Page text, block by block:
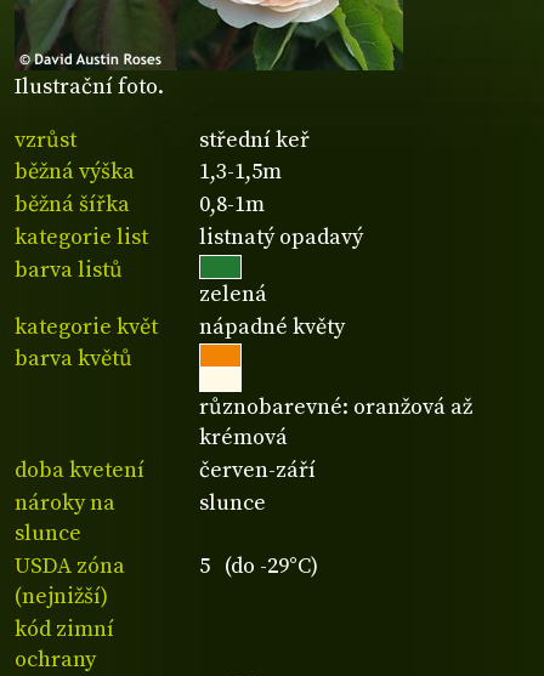
Ilustrační foto.
vzrůst
střední keř
běžná výška
1,3-1,5m
běžná šířka
0,8-1m
kategorie list
listnatý opadavý
barva listů
zelená
kategorie květ
nápadné květy
barva květů
různobarevné: oranžová až
krémová
doba kvetení
červen-září
nároky na
slunce
slunce
USDA zóna
(nejnižší)
5 (do -29°C)
kód zimní
ochrany